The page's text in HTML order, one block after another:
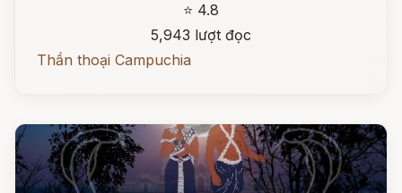
⭐ 4.8
5,943 lượt đọc
Thần thoại Campuchia